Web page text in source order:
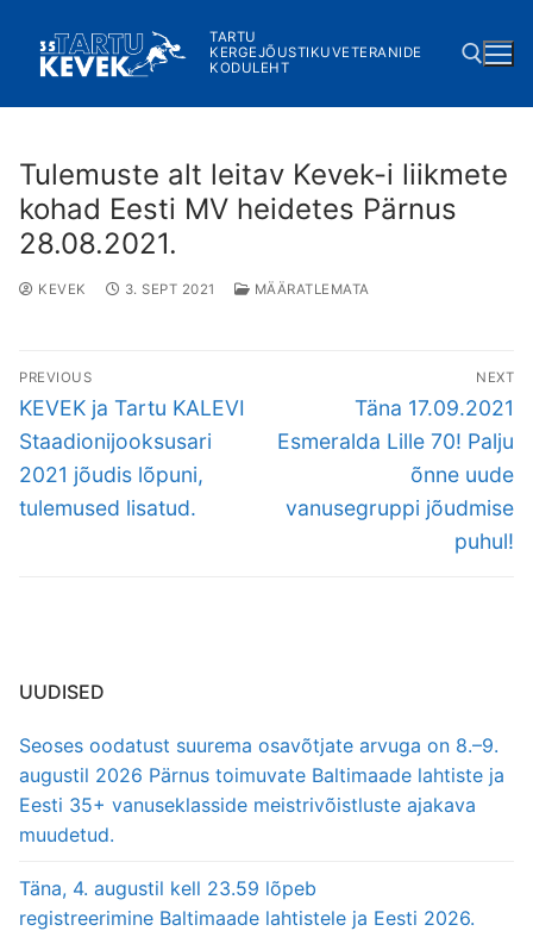
content
TARTU
KERGEJÕUSTIKUVETERANIDE
KODULEHT
Tulemuste alt leitav Kevek-i liikmete
kohad Eesti MV heidetes Pärnus
28.08.2021.
KEVEK 3. SEPT 2021 MÄÄRATLEMATA
Navigeerimine
PREVIOUS
Previous
post:
KEVEK ja Tartu KALEVI
Staadionijooksusari
2021 jõudis lõpuni,
tulemused lisatud.
NEXT
Next
post:
Täna 17.09.2021
Esmeralda Lille 70! Palju
õnne uude
vanusegruppi jõudmise
puhul!
UUDISED
Seoses oodatust suurema osavõtjate arvuga on 8.–9.
augustil 2026 Pärnus toimuvate Baltimaade lahtiste ja
Eesti 35+ vanuseklasside meistrivõistluste ajakava
muudetud.
Täna, 4. augustil kell 23.59 lõpeb
registreerimine Baltimaade lahtistele ja Eesti 2026.